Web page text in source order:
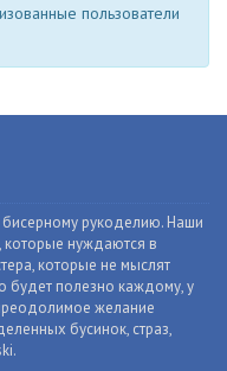
пользователи
бисерному рукоделию. Наши
нуждаются в
которые не мыслят
будет полезно каждому, у
желание
бусинок, страз,